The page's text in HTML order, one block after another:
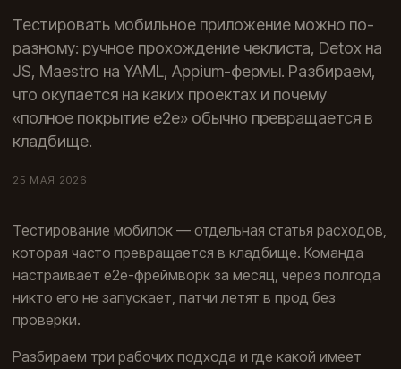
Тестировать мобильное приложение можно по-
разному: ручное прохождение чеклиста, Detox на
JS, Maestro на YAML, Appium-фермы. Разбираем,
что окупается на каких проектах и почему
«полное покрытие e2e» обычно превращается в
кладбище.
25 МАЯ 2026
Тестирование мобилок — отдельная статья расходов,
которая часто превращается в кладбище. Команда
настраивает e2e-фреймворк за месяц, через полгода
никто его не запускает, патчи летят в прод без
проверки.
Разбираем три рабочих подхода и где какой имеет